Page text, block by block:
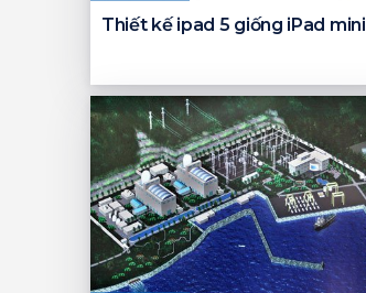
Thiết kế ipad 5 giống iPad mini